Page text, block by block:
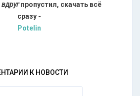
вдругпропустил, скачать всё
сразу -
Potelin
К НОВОСТИ